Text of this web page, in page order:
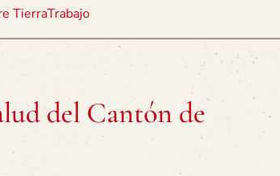
TierraTrabajo
del Cantón de